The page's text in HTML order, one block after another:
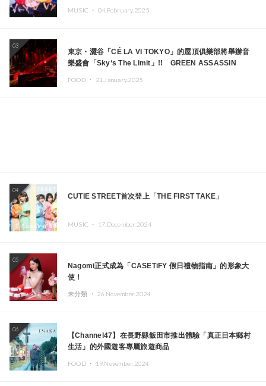
MUSIC ・ 04.February.2025
03
東京・澀谷「CÉ LA VI TOKYO」的屋頂俱樂部將舉辦音
樂盛會「Sky‘s The Limit」!! GREEN ASSASSIN
本頂尖DJ及創作者齊聚一堂
FOOD ・ 21.January.2025
04
CUTIE STREET首次登上「THE FIRST TAKE」
MUSIC ・ 17.December.2024
05
Nagomi正式成為「CASETiFY 假日禮物指南」的形象大
使！
未分類 ・ 26.November.2024
06
【Channel47】在長野縣飯田市推出體驗「真正日本鄉村
生活」的外國遊客專屬旅遊商品
FOOD ・ 19.November.2024